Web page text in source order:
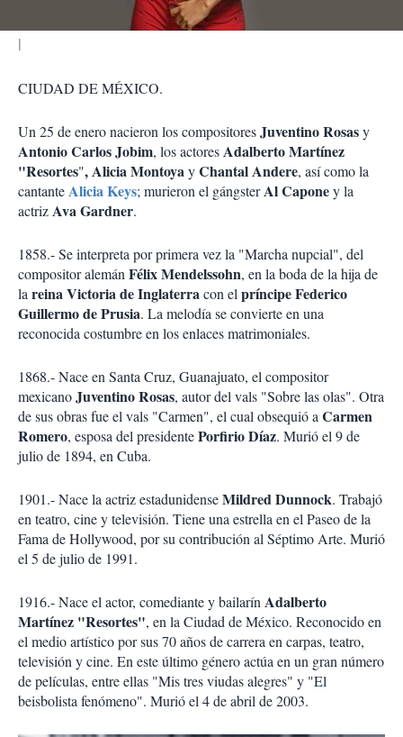
CIUDAD DE MÉXICO.
Un 25 de enero nacieron los compositoresJuventino Rosasy
Antonio Carlos Jobim, los actoresAdalberto Martínez
"Resortes",Alicia MontoyayChantal Andere, así como la
cantanteAliciaKeys; murieron el gángsterAl Caponey la
actrizAva Gardner.
1858.- Se interpreta por primera vez la "Marcha nupcial", del
compositor alemán Félix Mendelssohn, en la boda de la hija de
la reina Victoria de Inglaterracon el príncipe Federico
Guillermo de Prusia. La melodía se convierte en una
reconocida costumbre en los enlaces matrimoniales.
1868.- Nace en Santa Cruz, Guanajuato, el compositor
mexicanoJuventino Rosas, autor del vals "Sobre las olas". Otra
de sus obras fue el vals "Carmen", el cual obsequió a Carmen
Romero, esposa del presidentePorfirio Díaz. Murió el 9 de
julio de 1894, en Cuba.
1901.- Nace la actriz estadunidenseMildred Dunnock. Trabajó
en teatro, cine y televisión. Tiene una estrella en el Paseo de la
Fama de Hollywood, por su contribución al Séptimo Arte. Murió
el 5 de julio de 1991.
1916.- Nace el actor, comediante y bailarín Adalberto
Martínez "Resortes", en la Ciudad de México. Reconocido en
el medio artístico por sus 70 años de carrera en carpas, teatro,
televisión y cine. En este último género actúa en un gran número
de películas, entre ellas "Mis tres viudas alegres" y "El
beisbolista fenómeno". Murió el 4 de abril de 2003.